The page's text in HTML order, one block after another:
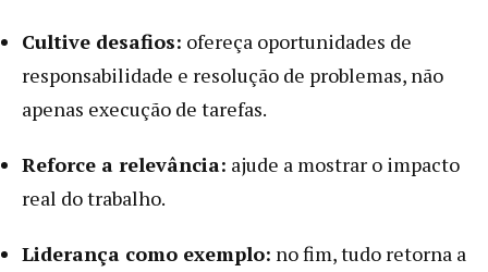
Cultive desafios: ofereça oportunidades de
responsabilidade e resolução de problemas, não
apenas execução de tarefas.
Reforce a relevância: ajude a mostrar o impacto
real do trabalho.
Liderança como exemplo: no fim, tudo retorna a